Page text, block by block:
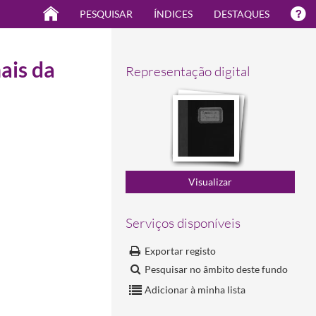
PESQUISAR ÍNDICES DESTAQUES
Representação digital
Serviços disponíveis
Exportar registo
Pesquisar no âmbito deste fundo
Adicionar à minha lista
da